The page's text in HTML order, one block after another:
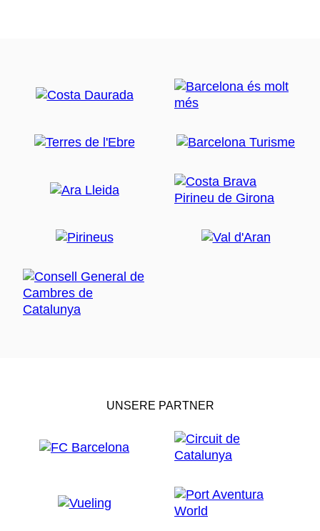
UNSERE PARTNER